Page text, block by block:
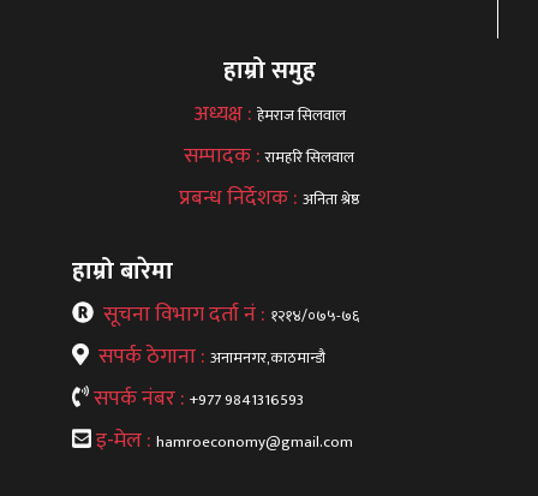
हाम्रो समुह
अध्यक्ष : हेमराज सिलवाल
सम्पादक :रामहरि सिलवाल
प्रबन्ध निर्देशक : अनिता श्रेष्ठ
हाम्रो बारेमा
सूचना विभाग दर्ता नं : १२१४/०७५-७६
सपर्क ठेगाना : अनामनगर,काठमान्डौ
सपर्क नंबर : +977 9841316593
इ-मेल : hamroeconomy@gmail.com